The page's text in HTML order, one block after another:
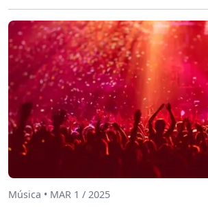
Música • MAR 1 / 2025